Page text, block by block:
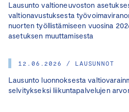
Lausunto valtioneuvoston
valtionavustuksesta
nuorten työllistämiseen vuosina
asetuksen muuttamisesta
12.06.2026 / LAUSUNNOT
Lausunto luonnoksesta
selvitykseksi liikuntapalvelujen